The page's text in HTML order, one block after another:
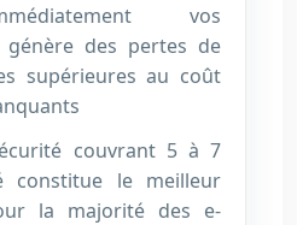
vos
génère des pertes de
supérieures au coût
couvrant 5 à 7
constitue le meilleur
la majorité des e-